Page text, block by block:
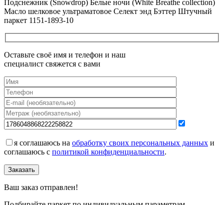
Подснежник (Snowdrop) Белые ночи (White Breathe collection)
Масло шелковое ультраматовое Селект энд Бэттер Штучный
паркет 1151-1893-10
Оставьте своё имя и телефон и наш
специалист свяжется с вами
я соглашаюсь на обработку своих персональных данных и
соглашаюсь с политикой конфиденциальности.
Заказать
Ваш заказ отправлен!